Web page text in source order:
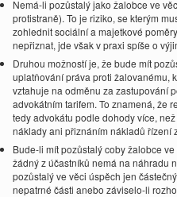
Nemá-li pozůstalý jako žalobce ve
protistraně). To je riziko, se kterým
zohlednit sociální a majetkové
nepřiznat, jde však v praxi spíše o
Druhou možností je, že bude mít
uplatňování práva proti žalovanému,
vztahuje na odměnu za zastupování
advokátním tarifem. To znamená, že
tedy advokátu podle dohody více,
náklady ani přiznáním nákladů řízení
Bude-li mít pozůstalý coby žalobce
žádný z účastníků nemá na náhradu
pozůstalý ve věci úspěch jen
nepatrné části anebo záviselo-li